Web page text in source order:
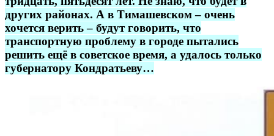
других районах. А в Тимашевском – очень
хочется верить – будут говорить, что
транспортную проблему в городе пытались
решить ещё в советское время, а удалось только
губернатору Кондратьеву…